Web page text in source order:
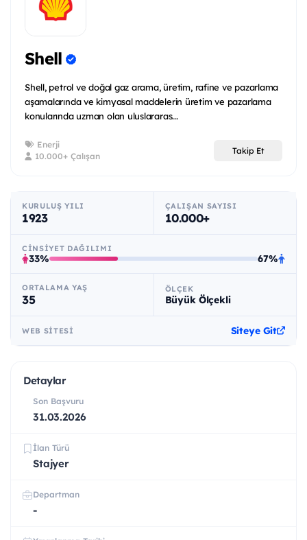
Shell
Shell, petrol ve doğal gaz arama, üretim, rafine ve pazarlama
aşamalarında ve kimyasal maddelerin üretim ve pazarlama
konularında uzman olan uluslararas...
Enerji
10.000+ Çalışan
Takip Et
KURULUŞ YILI
1923
ÇALIŞAN SAYISI
10.000+
CINSIYET DAĞILIMI
33% 67%
ORTALAMA YAŞ
35
ÖLÇEK
Büyük Ölçekli
WEB SITESI Siteye Git
Detaylar
Son Başvuru
31.03.2026
İlan Türü
Stajyer
Departman
-